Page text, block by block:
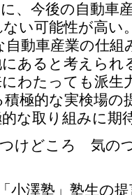
、今後の自動車
い可能性が高い
動車産業の仕組
あると考えられ
わたっても派生
極的な実検場の
な取り組みに期
けどころ 気の
小澤塾」塾生の